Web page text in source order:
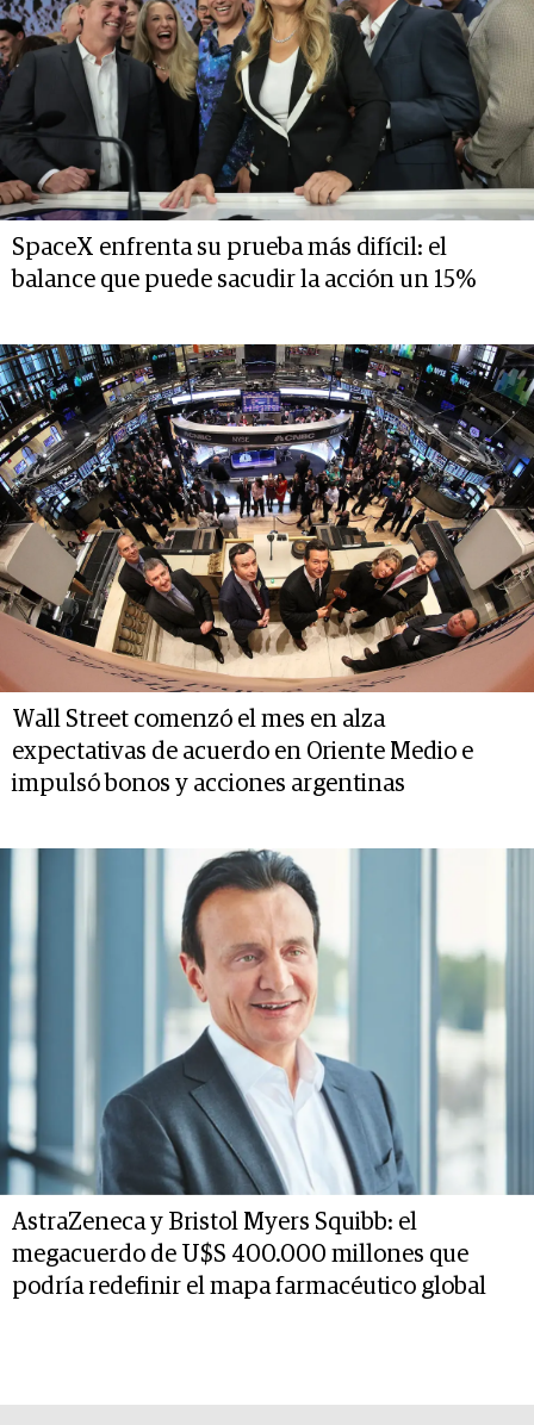
SpaceX enfrenta su prueba más difícil: el
balance que puede sacudir la acción un 15%
Wall Street comenzó el mes en alza
expectativas de acuerdo en Oriente Medio e
impulsó bonos y acciones argentinas
AstraZeneca y Bristol Myers Squibb: el
megacuerdo de U$S 400.000 millones que
podría redefinir el mapa farmacéutico global